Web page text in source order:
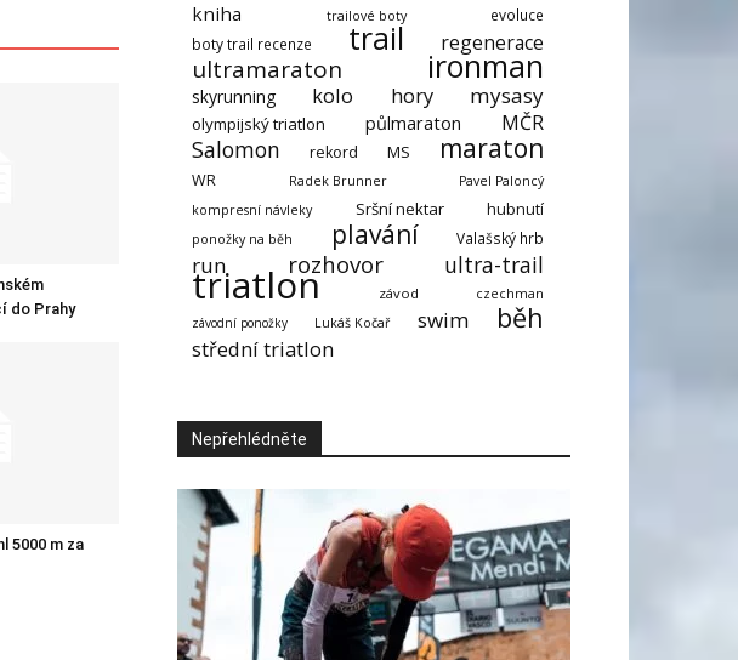
do Prahy
5000 m za
kniha trailové boty
evoluce
boty trail recenze
trail regenerace
ultramaraton ironman
skyrunning kolo hory mysasy
olympijský triatlon půlmaraton MČR
Salomon rekord MS maraton
WR Radek Brunner
Pavel Paloncý
kompresní návleky
Sršní nektar hubnutí
ponožky na běh plavání Valašský hrb
run rozhovor ultra-trail
triatlon závod
czechman
závodní ponožky
Lukáš Kočař swim běh
střední triatlon
Nepřehlédněte